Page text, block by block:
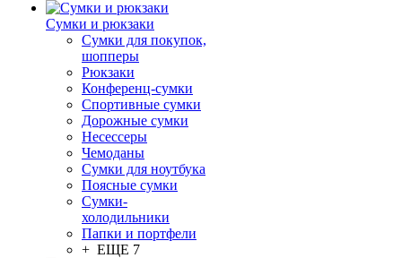
Сумки и рюкзаки
Сумки для покупок,
шопперы
Рюкзаки
Конференц-сумки
Спортивные сумки
Дорожные сумки
Несессеры
Чемоданы
Сумки для ноутбука
Поясные сумки
Сумки-
холодильники
Папки и портфели
+ ЕЩЕ 7